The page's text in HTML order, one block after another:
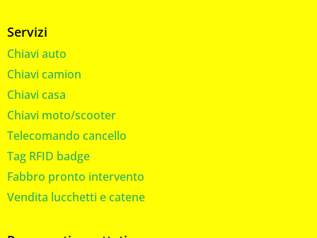
Servizi
Chiavi auto
Chiavi camion
Chiavi casa
Chiavi moto/scooter
Telecomando cancello
Tag RFID badge
Fabbro pronto intervento
Vendita lucchetti e catene